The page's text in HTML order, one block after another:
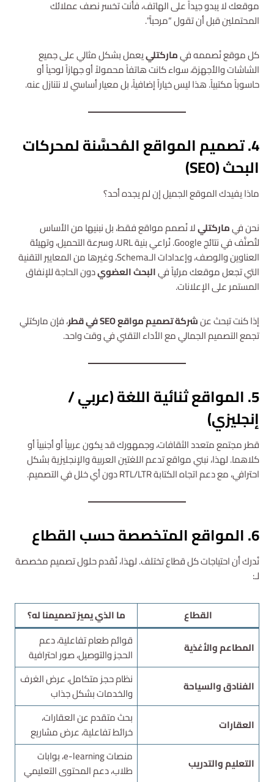
موقعك لا يبدو جيداً على الهاتف، فأنت تخسر نصف عملائك
المحتملين قبل أن تقول “مرحباً”.
كل موقع نُصممه فيماركتلييعمل بشكل مثالي على جميع
الشاشات والأجهزة، سواء كانت هاتفاً محمولاً أو جهازاً لوحياً أو
حاسوباً مكتبياً. هذا ليس خياراً إضافياً، بل معيار أساسي لا نتنازل عنه.
4. تصميم المواقع المُحسَّنة لمحركات
البحث (SEO)
ماذا يفيدك الموقع الجميل إن لم يجده أحد؟
نحن فيماركتليلا نُصمم مواقع فقط، بل نبنيها من الأساس
لتُصنَّف في نتائج Google. نُراعي بنية URL، وسرعة التحميل، وتهيئة
العناوين والوصف، وإعدادات الـSchema، وغيرها من المعايير التقنية
التي تجعل موقعك مرئياً فيالبحث العضويدون الحاجة للإنفاق
المستمر على الإعلانات.
إذا كنت تبحث عنشركة تصميم مواقع SEO في قطر
، فإن ماركتلي
تجمع التصميم الجمالي مع الأداء التقني في وقت واحد.
5. المواقع ثنائية اللغة (عربي /
إنجليزي)
قطر مجتمع متعدد الثقافات، وجمهورك قد يكون عربياً أو أجنبياً أو
كلاهما. لهذا، نبني مواقع تدعم اللغتين العربية والإنجليزية بشكل
احترافي، مع دعم اتجاه الكتابة RTL/LTR دون أي خلل في التصميم.
6. المواقع المتخصصة حسب القطاع
نُدرك أن احتياجات كل قطاع تختلف. لهذا، نُقدم حلول تصميم مخصصة
لـ:
القطاع
ما الذي يميز تصميمنا له؟
المطاعم والأغذية
قوائم طعام تفاعلية، دعم
الحجز والتوصيل، صور احترافية
الفنادق والسياحة
نظام حجز متكامل، عرض الغرف
والخدمات بشكل جذاب
العقارات
بحث متقدم عن العقارات،
خرائط تفاعلية، عرض مشاريع
التعليم والتدريب
منصات e-learning، بوابات
طلاب، دعم المحتوى التعليمي